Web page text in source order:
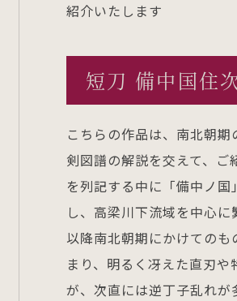
紹介いたします
短刀 備中国住
こちらの作品は、南北朝
剣図譜の解説を交えて、
を列記する中に「備中ノ
し、高梁川下流域を中心
以降南北朝期にかけての
まり、明るく冴えた直刃
が、次直には逆丁子乱れが